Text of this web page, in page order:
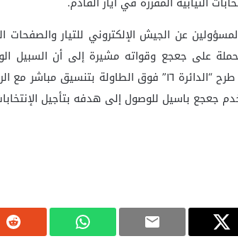
عن الجيش الإلكتروني للتيار والصفحات
على جعجع وقواته مشيرة إلى أن السبيل
جبران باسيل بإعادة طرح “الدائرة ١٦” فوق
جعجع باسيل للوصول إلى هدفه بتأجيل